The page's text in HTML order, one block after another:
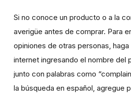
Si no conoce un producto o a la
averigüe antes de comprar. Para
opiniones de otras personas, haga
internet ingresando el nombre del
junto con palabras como
la búsqueda en español, agregue